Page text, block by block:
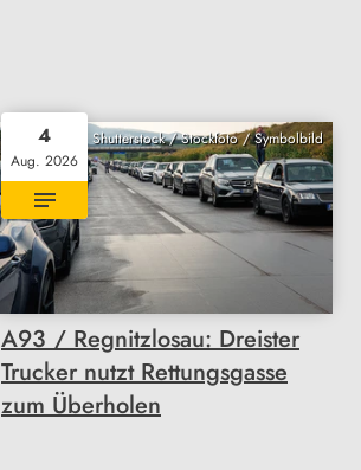
Shutterstock / Stockfoto / Symbolbild
4
Aug. 2026
A93 / Regnitzlosau: Dreister
Trucker nutzt Rettungsgasse
zum Überholen